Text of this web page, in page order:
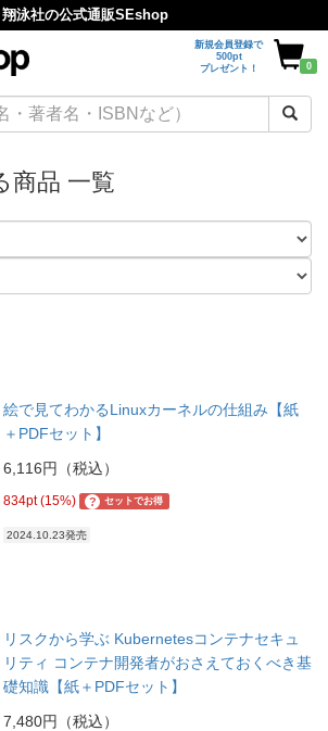
翔泳社の公式通販SEshop
新規会員登録で
500pt
プレゼント！
0
商品 一覧
絵で見てわかるLinuxカーネルの仕組み【紙
＋PDFセット】
6,116円（税込）
834pt (15%) ? セットでお得
2024.10.23発売
リスクから学ぶ Kubernetesコンテナセキュ
リティ コンテナ開発者がおさえておくべき基
礎知識【紙＋PDFセット】
7,480円（税込）